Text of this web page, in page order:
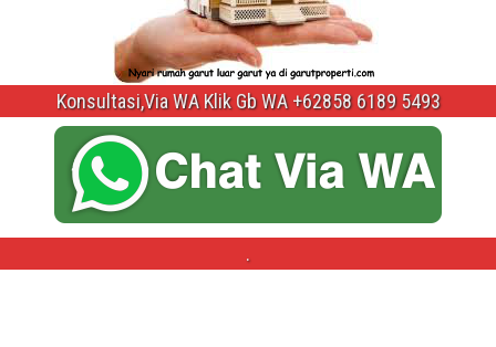
Konsultasi,Via WA Klik Gb WA +62858 6189 5493
.